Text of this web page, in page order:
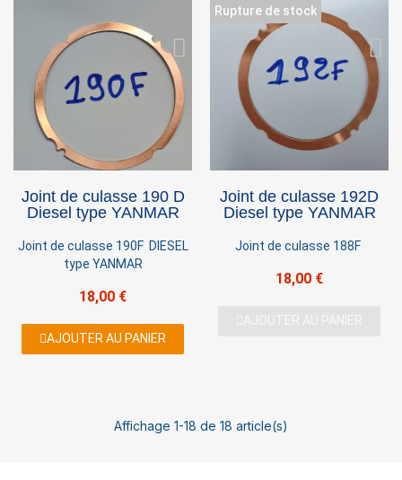
Joint de culasse 190 D
Diesel type YANMAR
Joint de culasse 190F DIESEL
type YANMAR
18,00 €
AJOUTER AU PANIER
Rupture de stock
Joint de culasse 192D
Diesel type YANMAR
Joint de culasse 188F
18,00 €
AJOUTER AU PANIER
Affichage 1-18 de 18 article(s)